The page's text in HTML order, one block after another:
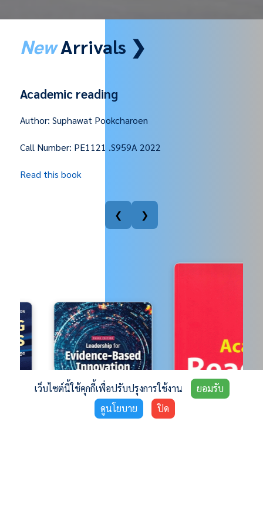
NewArrivals ❯
Academic reading
Author:Suphawat Pookcharoen
Call Number: PE1121 .S959A 2022
Read this book
❮ ❯
เว็บไซต์นี้ใช้คุกกี้เพื่อปรับปรุงการใช้งาน
ยอมรับ
ดูนโยบาย
ปิด